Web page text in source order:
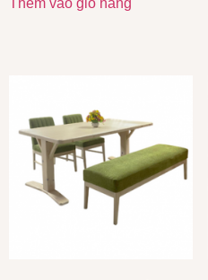
Thêm vào giỏ hàng